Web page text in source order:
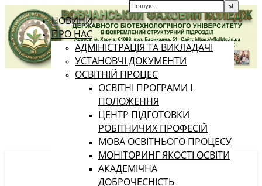
НОВИНИ
ПРО НАС
АДМІНІСТРАЦІЯ ТА ВИКЛАДАЧІ
УСТАНОВЧІ ДОКУМЕНТИ
ОСВІТНІЙ ПРОЦЕС
ОСВІТНІ ПРОГРАМИ І
ПОЛОЖЕННЯ
ЦЕНТР ПІДГОТОВКИ
РОБІТНИЧИХ ПРОФЕСІЙ
МОВА ОСВІТНЬОГО ПРОЦЕСУ
МОНІТОРИНГ ЯКОСТІ ОСВІТИ
АКАДЕМІЧНА
ДОБРОЧЕСНІСТЬ